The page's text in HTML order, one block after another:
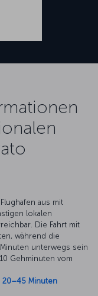
aus mit
lokalen
Die Fahrt mit
während die
unterwegs sein
Gehminuten vom
20–45 Minuten